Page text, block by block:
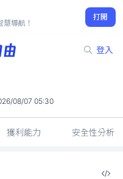
導航！
打開
登入
08/07 05:30
獲利能力 安全性分析